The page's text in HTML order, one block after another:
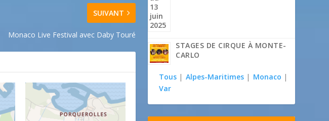
SUIVANT
Monaco Live Festival avec Daby Touré
STAGES DE CIRQUE À MONTE-
CARLO
Tous | Alpes-Maritimes | Monaco |
Var